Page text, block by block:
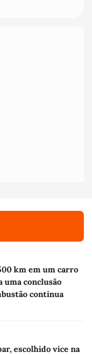
km em um carro
uma conclusão
continua
escolhido vice na